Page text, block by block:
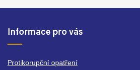
Informace pro vás
Protikorupční opatření